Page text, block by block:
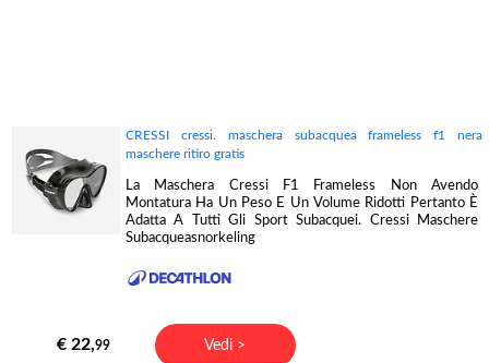
CRESSI cressi. maschera subacquea frameless f1 nera
maschere ritiro gratis
La Maschera Cressi F1 Frameless Non Avendo
Montatura Ha Un Peso E Un Volume Ridotti Pertanto È
Adatta A Tutti Gli Sport Subacquei. Cressi Maschere
Subacqueasnorkeling
€ 22,99 Vedi >